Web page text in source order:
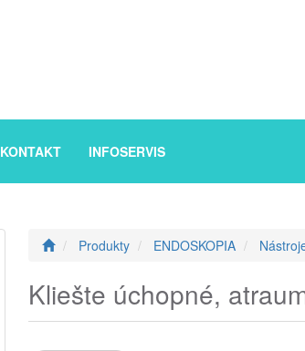
KONTAKT INFOSERVIS
Produkty ENDOSKOPIA
Kliešte úchopné,